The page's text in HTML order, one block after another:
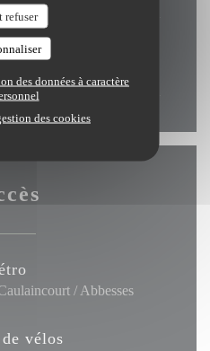
refuser
des données à caractère
des cookies
Dim
/ Abbesses
vélos